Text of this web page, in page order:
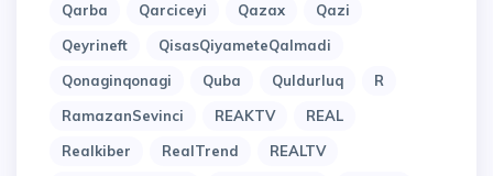
Qarba
Qarciceyi Qazax
Qazi
Qeyrineft
QisasQiyameteQalmadi
Qonaginqonagi
Quba Quldurluq
R
RamazanSevinci
REAKTV
REAL
Realkiber
RealTrend
REALTV